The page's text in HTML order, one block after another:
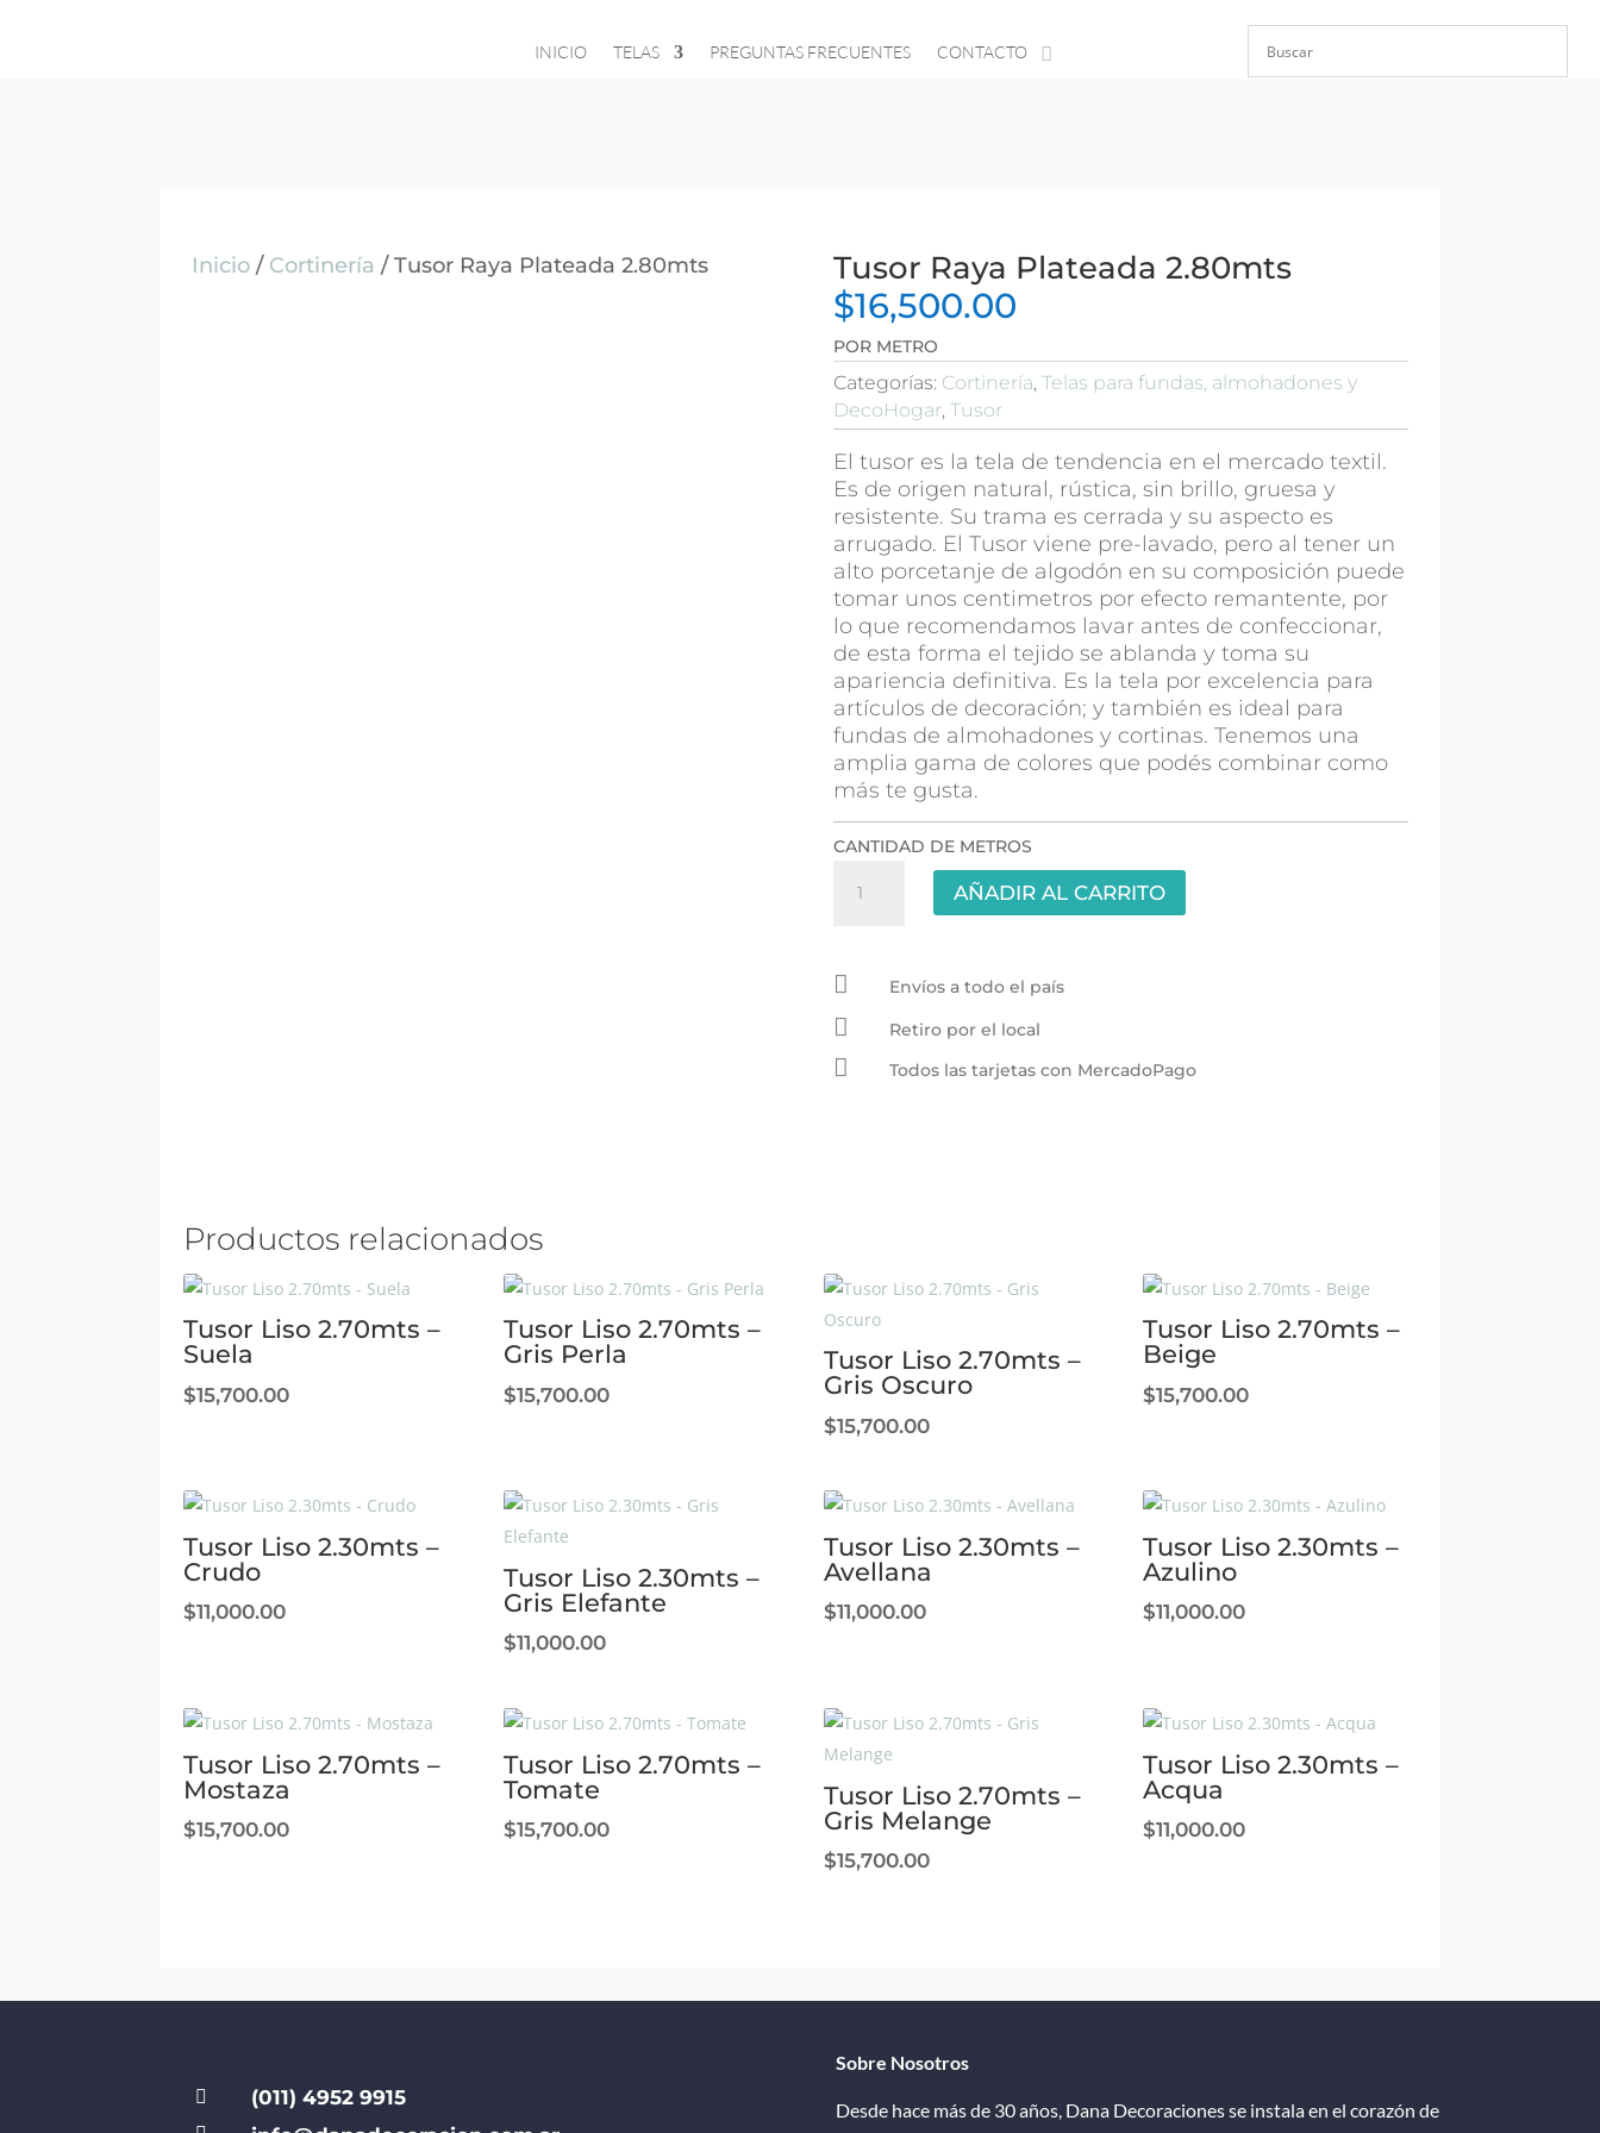
INICIO TELAS PREGUNTAS FRECUENTES CONTACTO
Inicio / Cortinería / Tusor Raya Plateada 2.80mts Tusor Raya Plateada 2.80mts
$16,500.00
POR METRO
Categorías: Cortinería,Telas para fundas, almohadones y
DecoHogar,Tusor
El tusor es la tela de tendencia en el mercado textil.
Es de origen natural, rústica, sin brillo, gruesa y
resistente. Su trama es cerrada y su aspecto es
arrugado. El Tusor viene pre-lavado, pero al tener un
alto porcetanje de algodón en su composición puede
tomar unos centimetros por efecto remantente, por
lo que recomendamos lavar antes de confeccionar,
de esta forma el tejido se ablanda y toma su
apariencia definitiva. Es la tela por excelencia para
artículos de decoración; y también es ideal para
fundas de almohadones y cortinas. Tenemos una
amplia gama de colores que podés combinar como
más te gusta.
CANTIDAD DE METROS
Raya
cantidad
AÑADIR AL CARRITO
 Envíos a todo el país
 Retiro por el local
 Todos las tarjetas con MercadoPago
Productos relacionados
Tusor Liso 2.70mts –
Suela
$15,700.00
Tusor Liso 2.70mts –
Gris Perla
$15,700.00
Tusor Liso 2.70mts –
Gris Oscuro
$15,700.00
Tusor Liso 2.70mts –
Beige
$15,700.00
Tusor Liso 2.30mts –
Crudo
$11,000.00
Tusor Liso 2.30mts –
Gris Elefante
$11,000.00
Tusor Liso 2.30mts –
Avellana
$11,000.00
Tusor Liso 2.30mts –
Azulino
$11,000.00
Tusor Liso 2.70mts –
Mostaza
$15,700.00
Tusor Liso 2.70mts –
Tomate
$15,700.00
Tusor Liso 2.70mts –
Gris Melange
$15,700.00
Tusor Liso 2.30mts –
Acqua
$11,000.00
 (011) 4952 9915
Sobre Nosotros
Desde hace más de 30 años, Dana Decoraciones se instala en el corazón de